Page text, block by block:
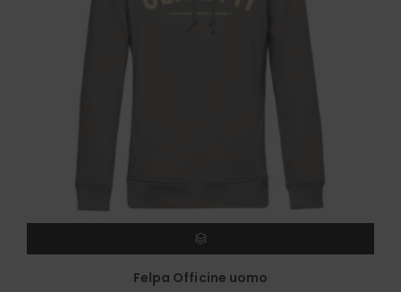
SCEGLI
Felpa Officine uomo